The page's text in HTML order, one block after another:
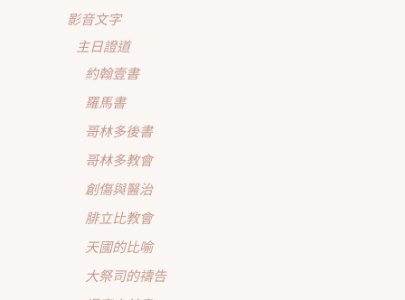
影音文字
主日證道
約翰壹書
羅馬書
哥林多後書
哥林多教會
創傷與醫治
腓立比教會
天國的比喻
大祭司的禱告